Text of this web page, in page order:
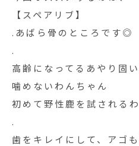
【スペアリブ】
.あばら骨のところです◎
.
高齢になってるあやり固
噛めないわんちゃん
初めて野性鹿を試される
.
歯をキレイにして、アゴ